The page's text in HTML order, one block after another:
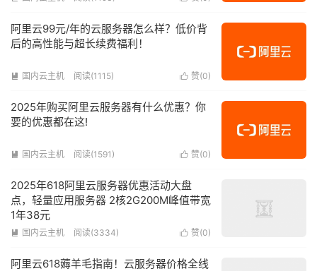
阿里云99元/年的云服务器怎么样？低价背
后的高性能与超长续费福利！
 赞(0)
 国内云主机 阅读(1115)
2025年购买阿里云服务器有什么优惠？你
要的优惠都在这!
 赞(0)
 国内云主机 阅读(1591)
2025年618阿里云服务器优惠活动大盘
点，轻量应用服务器 2核2G200M峰值带宽
1年38元
 赞(0)
 国内云主机 阅读(3334)
阿里云618薅羊毛指南！云服务器价格全线